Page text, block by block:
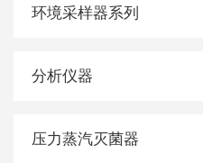
环境采样器系列
分析仪器
压力蒸汽灭菌器